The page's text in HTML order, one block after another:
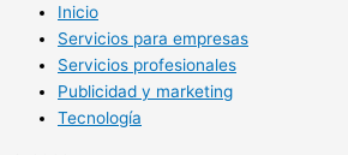
Inicio
Servicios para empresas
Servicios profesionales
Publicidad y marketing
Tecnología